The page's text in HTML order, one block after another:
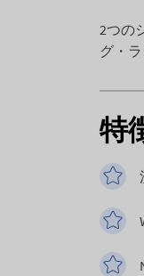
2つの
グ・
特